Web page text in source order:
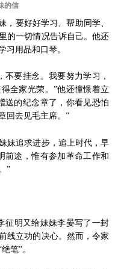
的信
，要好好学习、帮助同学、
的一切情况告诉自己。他还
习用品和口琴。
要挂念。我要努力学习，
全家光荣。”他还憧憬着立
送的纪念章了，你看见恐怕
回去见毛主席。”
妹追求进步，追上时代，早
前途，惟有参加革命工作和
”
征明又给妹妹李晏写了一封
线立功的决心。然而，令家
笔”。